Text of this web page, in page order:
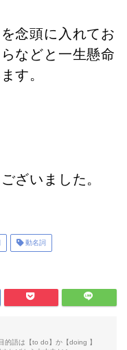
念頭に入れてお
などと一生懸命
す。
ざいました。
動名詞
的語は【to do】か【doing 】